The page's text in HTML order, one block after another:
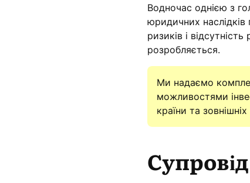
Водночас однією з
юридичних наслідків
ризиків і
розробляється.
Ми надаємо
можливостями
країни та